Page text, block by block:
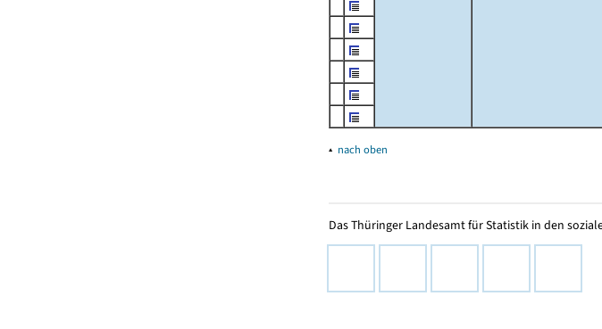
▴ nach oben
Das Thüringer Landesamt für Statistik in den